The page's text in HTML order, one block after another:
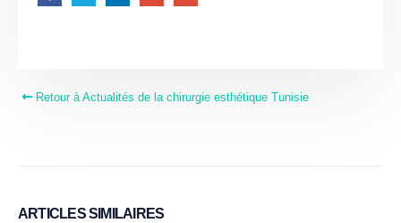
Retour à Actualités de la chirurgie esthétique Tunisie
ARTICLESSIMILAIRES